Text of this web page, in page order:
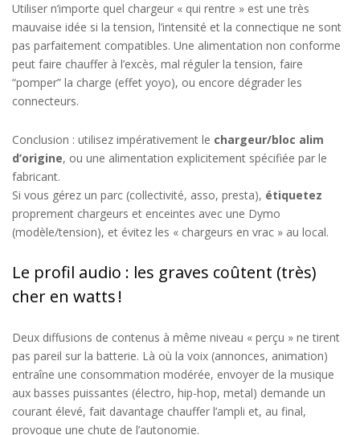
Utiliser n’importe quel chargeur « qui rentre » est une très
mauvaise idée si latension, l’intensité et la connectique ne sont
pas parfaitement compatibles. Une alimentation non conforme
peut faire chauffer à l’excès, mal réguler la tension, faire
“pomper” la charge (effet yoyo), ou encore dégrader les
connecteurs.
Conclusion : utilisez impérativement le chargeur/bloc alim
d’origine, ou une alimentation explicitement spécifiée par le
fabricant.
Si vous gérez un parc (collectivité, asso, presta), étiquetez
proprement chargeurs et enceintes avec une Dymo
(modèle/tension), et évitez les « chargeurs en vrac » au local.
Le profil audio : les graves coûtent (très)
cher en watts !
Deux diffusions de contenus à même niveau « perçu » ne tirent
pas pareil sur la batterie. Là où la voix (annonces, animation)
entraîne une consommation modérée, envoyer de la musique
aux basses puissantes (électro, hip-hop, metal) demande un
courant élevé, fait davantage chauffer l’ampli et, au final,
provoque une chute de l’autonomie.